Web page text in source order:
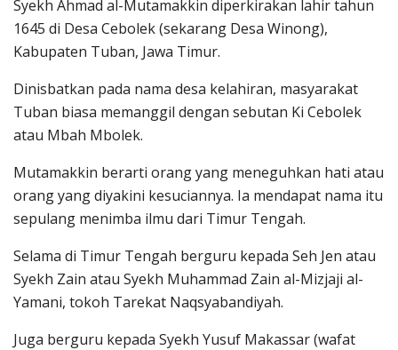
Syekh Ahmad al-Mutamakkin diperkirakan lahir tahun
1645 di Desa Cebolek (sekarang Desa Winong),
Kabupaten Tuban, Jawa Timur.
Dinisbatkan pada nama desa kelahiran, masyarakat
Tuban biasa memanggil dengan sebutan Ki Cebolek
atau Mbah Mbolek.
Mutamakkin berarti orang yang meneguhkan hati atau
orang yang diyakini kesuciannya. Ia mendapat nama itu
sepulang menimba ilmu dari Timur Tengah.
Selama di Timur Tengah berguru kepada Seh Jen atau
Syekh Zain atau Syekh Muhammad Zain al-Mizjaji al-
Yamani, tokoh Tarekat Naqsyabandiyah.
Juga berguru kepada Syekh Yusuf Makassar (wafat